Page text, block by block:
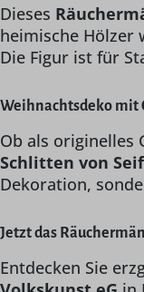
Dieses
heimische Hölzer
Die Figur ist für
Weihnachtsdeko mit
Ob als originelles
Schlitten von
Dekoration,
Jetzt das
Entdecken Sie